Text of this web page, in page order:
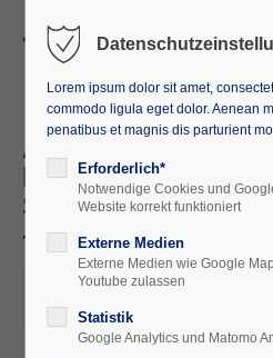
Adeliges Leben
Studienfahrt ins
– 16.06.2023
2023-06-10
ORT: RIGA/LETTLAND-
Lorem ipsum dolor sit amet,
commodo ligula eget dolor. Aenean
penatibus et magnis dis parturient
Erforderlich*
Notwendige Cookies und
Website korrekt funktioniert
Externe Medien
Externe Medien wie Google
Youtube zulassen
Statistik
Google Analytics und Matomo